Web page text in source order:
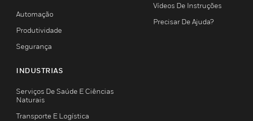
Automação
Produtividade
Segurança
INDUSTRIAS
Serviços De Saúde E Ciências
Naturais
Transporte E Logística
Vídeos De Instruções
Precisar De Ajuda?